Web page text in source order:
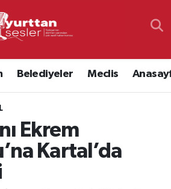
Belediyeler Meclis
Ekrem
Kartal’da
Durumu ve Fikstür